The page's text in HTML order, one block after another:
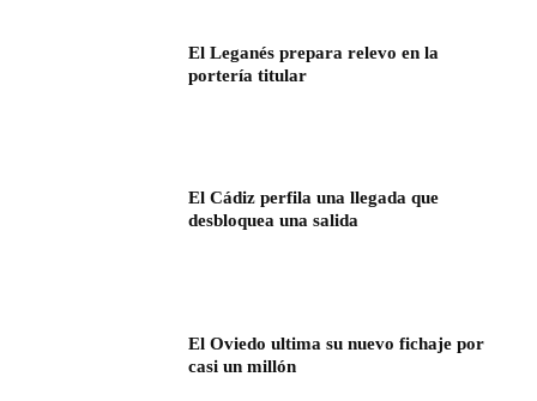
El Leganés prepara relevo en la
portería titular
El Cádiz perfila una llegada que
desbloquea una salida
El Oviedo ultima su nuevo fichaje por
casi un millón